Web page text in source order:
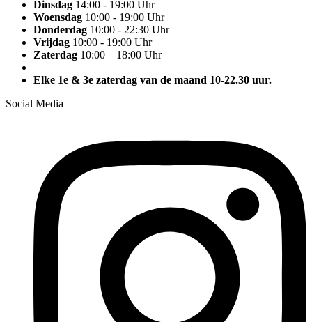
Dinsdag 14:00 - 19:00 Uhr
Woensdag 10:00 - 19:00 Uhr
Donderdag 10:00 - 22:30 Uhr
Vrijdag 10:00 - 19:00 Uhr
Zaterdag 10:00 – 18:00 Uhr
Elke 1e & 3e zaterdag van de maand 10-22.30 uur.
Social Media